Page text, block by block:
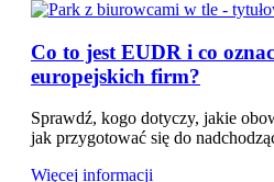
Co to jest EUDR i co
europejskich firm?
Sprawdź, kogo dotyczy, jakie
jak przygotować się do
Więcej informacji